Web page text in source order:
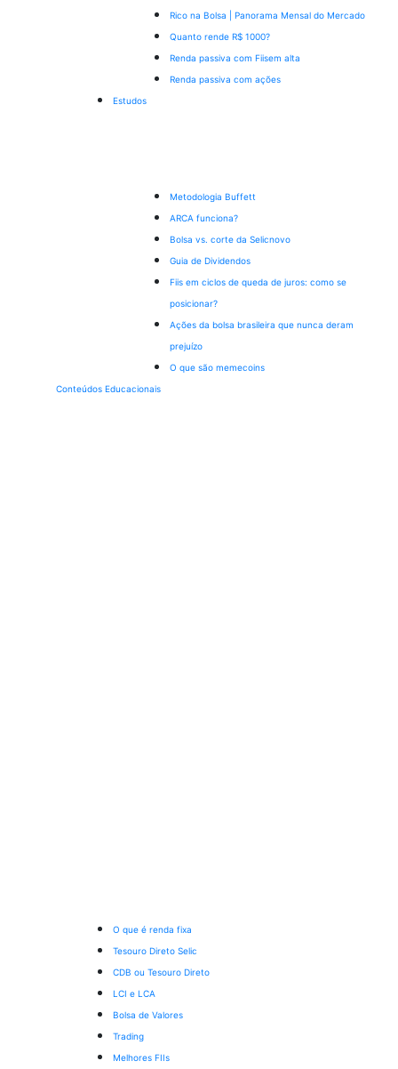
Rico na Bolsa | Panorama Mensal do Mercado
Quanto rende R$ 1000?
Renda passiva com Fiisem alta
Renda passiva com ações
Estudos
Metodologia Buffett
ARCA funciona?
Bolsa vs. corte da Selicnovo
Guia de Dividendos
Fiis em ciclos de queda de juros: como se
posicionar?
Ações da bolsa brasileira que nunca deram
prejuízo
O que são memecoins
Conteúdos Educacionais
O que é renda fixa
Tesouro Direto Selic
CDB ou Tesouro Direto
LCI e LCA
Bolsa de Valores
Trading
Melhores FIIs